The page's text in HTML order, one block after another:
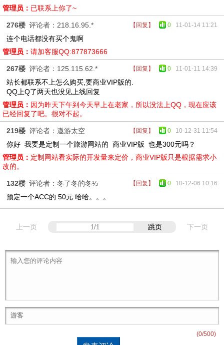
管理员： 已联系上你了~
【回复】 0 11-01-14 11:21
276楼 评论者：218.16.95.*
连个电话都没有买个鬼啊
管理员： 请加客服QQ:877873666
【回复】 0 11-01-11 14:39
267楼 评论者：125.115.62.*
站长都联系不上怎么购买,要商业VIP版的.
QQ上Q了两天也没见上线回复
管理员： 因为昨天下午到今天早上在老家，所以没法上QQ，现在应该
已经回复了吧。很对不起。
【回复】 0 10-12-31 11:54
219楼 评论者：遨游太空
你好 我要是定制一个旅游网站的 商业VIP版 也是300元吗？
管理员： 定制网站看实际的开发量来定价，商业VIP版只是根据需求小
改的。
【回复】 0 10-12-06 10:16
132楼 评论者：冬了冬的冬⅓
预定一个ACC的 50元 哈哈。。。
上一页 跳页 下一页
(0/500)